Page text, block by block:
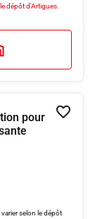
dépôt d'Artigues.
pour
selon le dépôt